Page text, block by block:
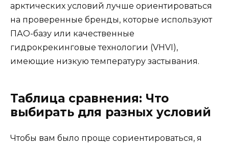
арктических условий лучше ориентироваться
на проверенные бренды, которые используют
ПАО-базу или качественные
гидрокрекинговые технологии (VHVI),
имеющие низкую температуру застывания.
Таблица сравнения: Что
выбирать для разных условий
Чтобы вам было проще сориентироваться, я